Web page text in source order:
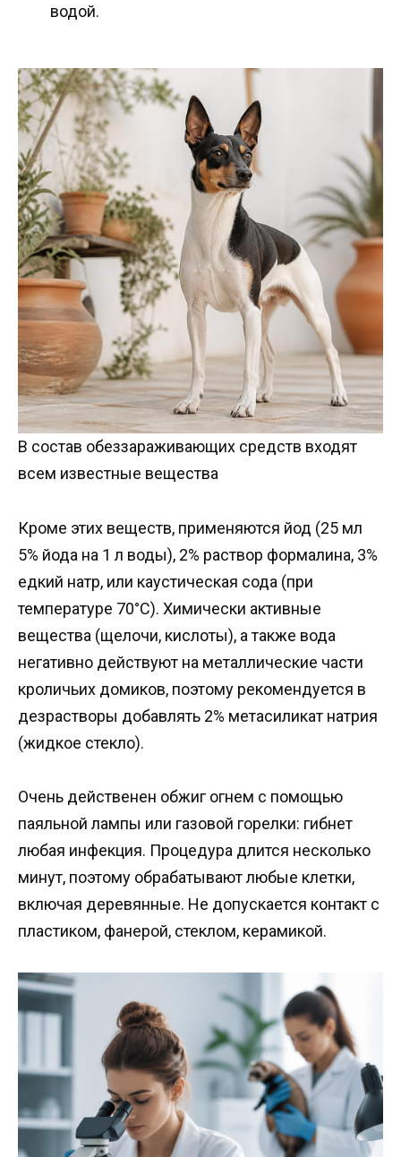
водой.
В состав обеззараживающих средств входят
всем известные вещества
Кроме этих веществ, применяются йод (25 мл
5% йода на 1 л воды), 2% раствор формалина, 3%
едкий натр, или каустическая сода (при
температуре 70°C). Химически активные
вещества (щелочи, кислоты), а также вода
негативно действуют на металлические части
кроличьих домиков, поэтому рекомендуется в
дезрастворы добавлять 2% метасиликат натрия
(жидкое стекло).
Очень действенен обжиг огнем с помощью
паяльной лампы или газовой горелки: гибнет
любая инфекция. Процедура длится несколько
минут, поэтому обрабатывают любые клетки,
включая деревянные. Не допускается контакт с
пластиком, фанерой, стеклом, керамикой.